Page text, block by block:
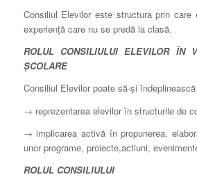
Consiliul Elevilor este structura prin care
experienţă care nu se predă la clasă.
ROLUL CONSILIULUI ELEVILOR ÎN
ŞCOLARE
Consiliul Elevilor poate să-şi
→ reprezentarea elevilor în structurile de
→ implicarea activă în propunerea,
unor programe, proiecte,actiuni,
ROLUL CONSILIULUI